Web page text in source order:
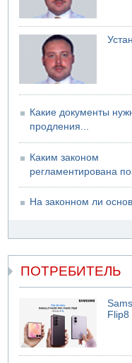
Какие документы
продления...
Каким законом
регламентирована
На законном ли
ПОТРЕБИТЕЛЬ
Flip8